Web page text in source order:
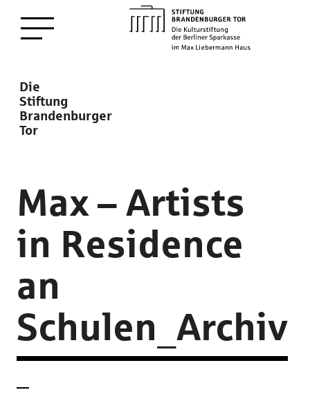
Hauptinhalt
Die
Stiftung
Brandenburger
Tor
Max – Artists
in Residence
an
Schulen_Archiv